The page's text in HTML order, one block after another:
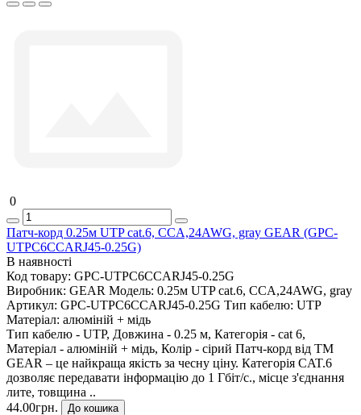
0
Патч-корд 0.25м UTP cat.6, CCA,24AWG, gray GEAR (GPC-
UTPC6CCARJ45-0.25G)
В наявності
Код товару: GPC-UTPC6CCARJ45-0.25G
Виробник: GEAR Модель: 0.25м UTP cat.6, CCA,24AWG, gray
Артикул: GPC-UTPC6CCARJ45-0.25G Тип кабелю: UTP
Матеріал: алюміній + мідь
Тип кабелю - UTP, Довжина - 0.25 м, Категорія - cat 6,
Матеріал - алюміній + мідь, Колір - сірий Патч-корд від ТМ
GEAR – це найкраща якість за чесну ціну. Категорія CAT.6
дозволяє передавати інформацію до 1 Гбіт/с., місце з'єднання
лите, товщина ..
44.00грн.
До кошика